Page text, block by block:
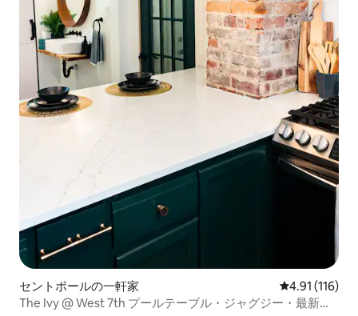
セントポールの一軒家 レビュー116
4.91 (116)
The Ivy @ West 7th プールテーブル・ジャグジー・最新の